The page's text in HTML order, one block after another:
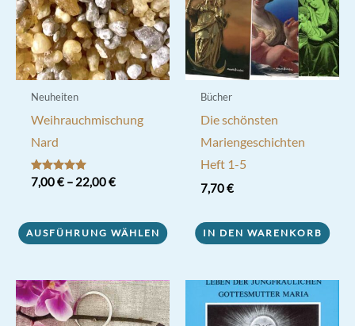
Neuheiten
Weihrauchmischung
Nard
Bewertet mit
5.00
7,00€– 22,00€
AUSFÜHRUNG WÄHLEN
Produkt
Varianten
auf.
Bücher
Die schönsten
Mariengeschichten
Heft 1-5
7,70€
IN DEN WARENKORB